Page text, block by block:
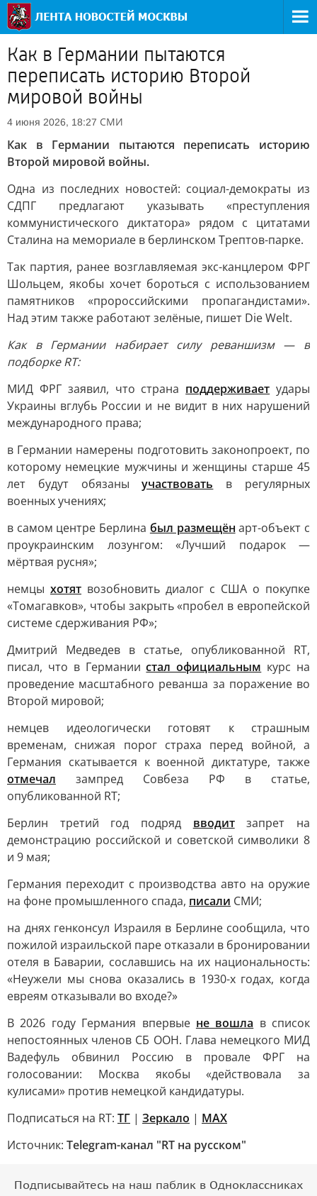
Как в Германии пытаются
переписать историю Второй
мировой войны
4 июня 2026, 18:27 СМИ
Как в Германии пытаются переписать историю
Второй мировой войны.
Одна из последних новостей: социал-демократы из
СДПГ предлагают указывать «преступления
коммунистического диктатора» рядом с цитатами
Сталина на мемориале в берлинском Трептов-парке.
Так партия, ранее возглавляемая экс-канцлером ФРГ
Шольцем, якобы хочет бороться с использованием
памятников «пророссийскими пропагандистами».
Над этим также работают зелёные, пишет Die Welt.
Как в Германии набирает силу реваншизм — в
подборке RT:
МИД ФРГ заявил, что страна поддерживает удары
Украины вглубь России и не видит в них нарушений
международного права;
в Германии намерены подготовить законопроект, по
которому немецкие мужчины и женщины старше 45
лет будут обязаныучаствовать в регулярных
военных учениях;
в самом центре Берлина был размещён арт-объект с
проукраинским лозунгом: «Лучший подарок —
мёртвая русня»;
немцы хотят возобновить диалог с США о покупке
«Томагавков», чтобы закрыть «пробел в европейской
системе сдерживания РФ»;
Дмитрий Медведев в статье, опубликованной RT,
писал, что в Германиистал официальным курс на
проведение масштабного реванша за поражение во
Второй мировой;
немцев идеологически готовят к страшным
временам, снижая порог страха перед войной, а
Германия скатывается к военной диктатуре, также
отмечал зампред Совбеза РФ в статье,
опубликованной RT;
Берлин третий год подряд вводитзапрет на
демонстрацию российской и советской символики 8
и 9 мая;
Германия переходит с производства авто на оружие
на фоне промышленного спада, писали СМИ;
на днях генконсул Израиля в Берлине сообщила, что
пожилой израильской паре отказали в бронировании
отеля в Баварии, сославшись на их национальность:
«Неужели мы снова оказались в 1930-х годах, когда
евреям отказывали во входе?»
В 2026 году Германия впервые не вошла в список
непостоянных членов СБ ООН. Глава немецкого МИД
Вадефуль обвинил Россию в провале ФРГ на
голосовании: Москва якобы «действовала за
кулисами» против немецкой кандидатуры.
Подписаться на RT: ТГ | Зеркало | MAX
Источник: Telegram-канал "RT на русском"
Подписывайтесь на наш паблик в Одноклассниках